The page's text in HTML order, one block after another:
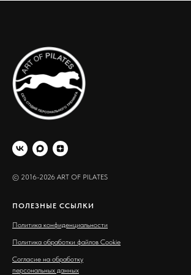
© 2016-2026 ART OF PILATES
ПОЛЕЗНЫЕ ССЫЛКИ
Политика конфиденциальности
Политика обработки файлов Cookie
Согласие на обработку
персональных данных